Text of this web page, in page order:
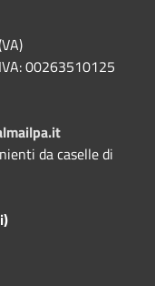
00263510125
da caselle di